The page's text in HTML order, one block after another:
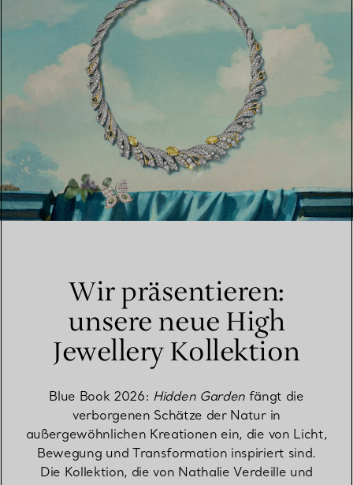
Wir präsentieren:
unsere neue High
Jewellery Kollektion
Blue Book 2026: Hidden Gardenfängt die
verborgenen Schätze der Natur in
außergewöhnlichen Kreationen ein, die von Licht,
Bewegung und Transformation inspiriert sind.
Die Kollektion, die von Nathalie Verdeille und